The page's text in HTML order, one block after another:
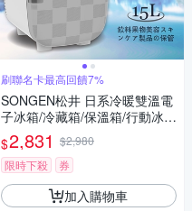
刷聯名卡最高回饋7%
SONGEN松井 日系冷暖雙溫電
子冰箱/冷藏箱/保溫箱/行動冰箱
(CLT-15LE)
$2,831 $2,980
限時下殺
券
加入購物車